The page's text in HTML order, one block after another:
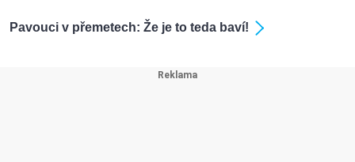
Pavouci v přemetech: Že je to teda baví!